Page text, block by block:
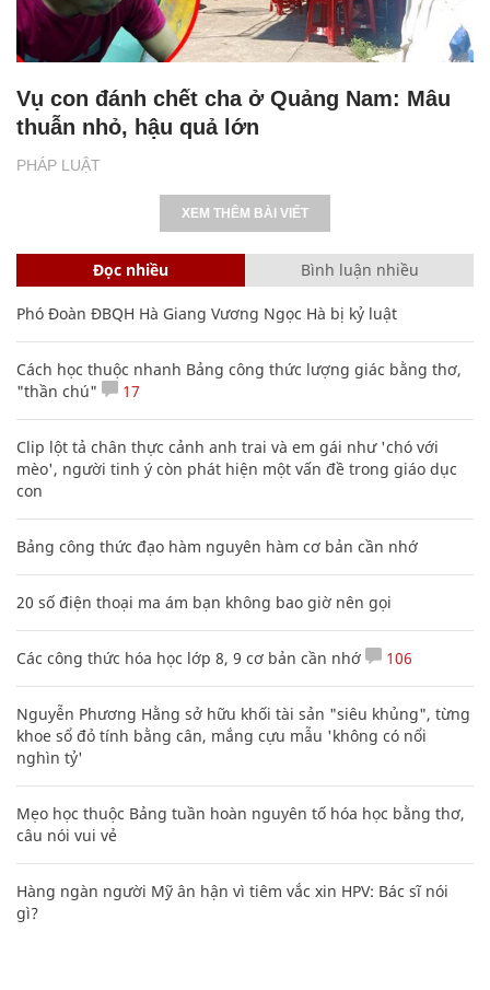
PHÁP LUẬT
Vụ con đánh chết cha ở Quảng Nam: Mâu
thuẫn nhỏ, hậu quả lớn
XEM THÊM BÀI VIẾT
Đọc nhiều Bình luận nhiều
Phó Đoàn ĐBQH Hà Giang Vương Ngọc Hà bị kỷ luật
Cách học thuộc nhanh Bảng công thức lượng giác bằng thơ,
"thần chú"
17
Clip lột tả chân thực cảnh anh trai và em gái như 'chó với
mèo', người tinh ý còn phát hiện một vấn đề trong giáo dục
con
Bảng công thức đạo hàm nguyên hàm cơ bản cần nhớ
20 số điện thoại ma ám bạn không bao giờ nên gọi
Các công thức hóa học lớp 8, 9 cơ bản cần nhớ 106
Nguyễn Phương Hằng sở hữu khối tài sản "siêu khủng", từng
khoe sổ đỏ tính bằng cân, mắng cựu mẫu 'không có nổi
nghìn tỷ'
Mẹo học thuộc Bảng tuần hoàn nguyên tố hóa học bằng thơ,
câu nói vui vẻ
Hàng ngàn người Mỹ ân hận vì tiêm vắc xin HPV: Bác sĩ nói
gì?